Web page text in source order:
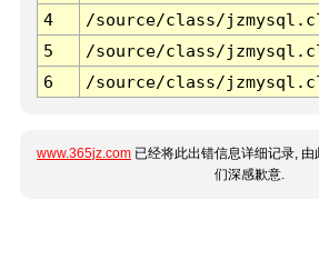
4
/source/class/
5
/source/class/
6
/source/class/
www.365jz.com 已经将此出错信息详细记录,
们深感歉意.